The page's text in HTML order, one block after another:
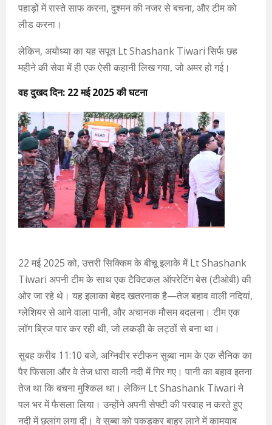
पहाड़ों में रास्ते साफ करना, दुश्मन की नजर से बचना, और टीम को
लीड करना।
लेकिन, अयोध्या का यह सपूत Lt Shashank Tiwari सिर्फ छह
महीने की सेवा में ही एक ऐसी कहानी लिख गया, जो अमर हो गई।
वह दुखद दिन: 22 मई 2025 की घटना
22 मई 2025 को, उत्तरी सिक्किम के बीचू इलाके में Lt Shashank
Tiwari अपनी टीम के साथ एक टैक्टिकल ऑपरेटिंग बेस (टीओबी) की
ओर जा रहे थे। यह इलाका बेहद खतरनाक है—तेज बहाव वाली नदियां,
ग्लेशियर से आने वाला पानी, और अचानक मौसम बदलना। टीम एक
लॉग ब्रिज पार कर रही थी, जो लकड़ी के लट्ठों से बना था।
सुबह करीब 11:10 बजे, अग्निवीर स्टीफन सुब्बा नाम के एक सैनिक का
पैर फिसला और वे तेज धारा वाली नदी में गिर गए। पानी का बहाव इतना
तेज था कि बचना मुश्किल था। लेकिन Lt Shashank Tiwari ने
पल भर में फैसला लिया। उन्होंने अपनी सेफ्टी की परवाह न करते हुए
नदी में छलांग लगा दी। वे सुब्बा को पकड़कर बाहर लाने में कामयाब